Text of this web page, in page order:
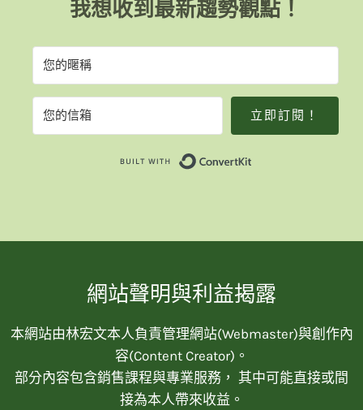
我想收到最新趨勢觀點！
立即訂閱！
網站聲明與利益揭露
本網站由林宏文本人負責管理網站(Webmaster)與創作內
容(Content Creator)。
部分內容包含銷售課程與專業服務， 其中可能直接或間
接為本人帶來收益。